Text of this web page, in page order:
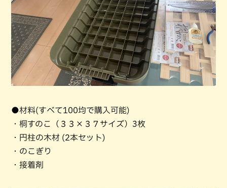
●材料(すべて100均で購入可能)
・桐すのこ（３３×３７サイズ）3枚
・円柱の木材 (2本セット)
・のこぎり
・接着剤